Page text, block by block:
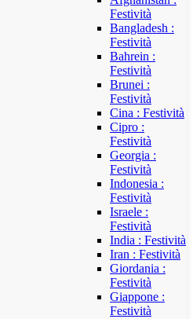
Festività
Bangladesh :
Festività
Bahrein :
Festività
Brunei :
Festività
Cina : Festività
Cipro :
Festività
Georgia :
Festività
Indonesia :
Festività
Israele :
Festività
India : Festività
Iran : Festività
Giordania :
Festività
Giappone :
Festività